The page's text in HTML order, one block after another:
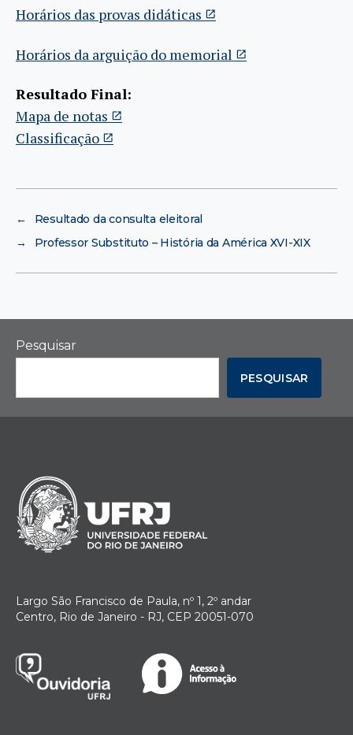
Horários das provas didáticas
Horários da arguição do memorial
Resultado Final:
Mapa de notas
Classificação
←
Resultado da consulta eleitoral
→
Professor Substituto – História da América XVI-XIX
Pesquisar
PESQUISAR
Largo São Francisco de Paula, nº 1, 2º andar
Centro, Rio de Janeiro - RJ, CEP 20051-070